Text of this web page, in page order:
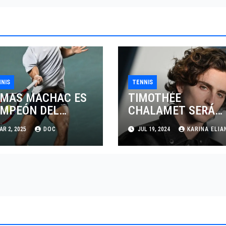
MACHAC ES
DEL
MEXICANO
2, 2025 DOC
TENNIS
TIMOTHÉE
CHALAMET SERÁ
PARTE DE UNA
PELÍCULA
ADENTRADA EN EL
JUL 19, 2024 KARINA